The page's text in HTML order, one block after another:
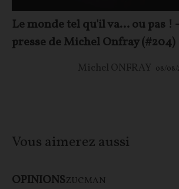
Le monde tel qu'il va… ou pas !
presse de Michel Onfray (#204)
Michel ONFRAY 08/08/
Vous aimerez aussi
OPINIONSZUCMAN